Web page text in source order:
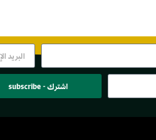
اشترك - subscribe